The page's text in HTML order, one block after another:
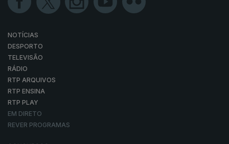
NOTÍCIAS
DESPORTO
TELEVISÃO
RÁDIO
RTP ARQUIVOS
RTP ENSINA
RTP PLAY
EM DIRETO
REVER PROGRAMAS